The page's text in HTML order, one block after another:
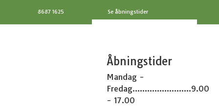
8687 1625 Se åbningstider
Åbningstider
Mandag -
Fredag........................9.00
- 17.00